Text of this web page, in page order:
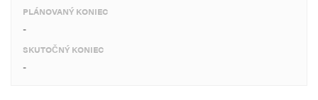
PLÁNOVANÝ KONIEC
-
SKUTOČNÝ KONIEC
-